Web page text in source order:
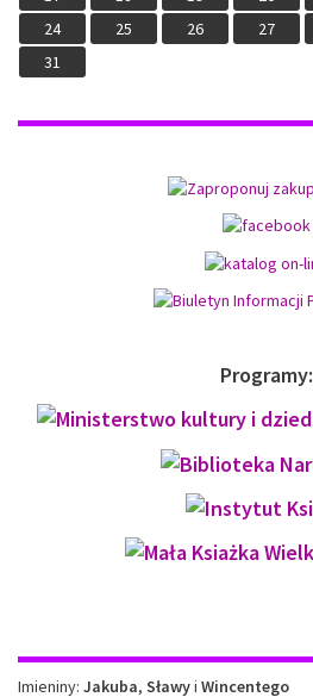
24
25 26 27
31
Programy:
Imieniny
Imieniny: Jakuba, Sławyi Wincentego